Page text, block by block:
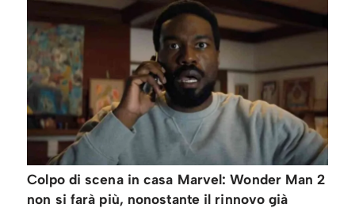
Colpo di scena in casa Marvel: Wonder Man 2
non si farà più, nonostante il rinnovo già